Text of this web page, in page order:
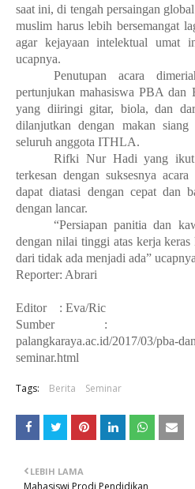
saat ini, di tengah persaingan
muslim harus lebih bersemangat
agar kejayaan intelektual umat
ucapnya.
Penutupan acara
pertunjukan mahasiswa PBA dan
yang diiringi gitar, biola, dan
dilanjutkan dengan makan
seluruh anggota ITHLA.
Rifki Nur Hadi yang ikut
terkesan dengan suksesnya
dapat diatasi dengan cepat dan
dengan lancar.
“Persiapan panitia dan
dengan nilai tinggi atas kerja
dari tidak ada menjadi ada”
Reporter: Abrari
Editor : Eva/Ric
Sumber : http://al-
palangkaraya.ac.id/2017/03/pba-
seminar.html
Tags: Berita Seminar
LEBIH LAMA
Mahasiswi Prodi Pendidikan